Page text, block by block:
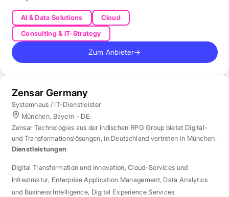
AI & Data Solutions
Cloud
Consulting & IT-Strategy
Zum Anbieter→
Zensar Germany
Systemhaus / IT-Dienstleister
München, Bayern - DE
Zensar Technologies aus der indischen RPG Group bietet Digital-
und Transformationslösungen, in Deutschland vertreten in München.
Dienstleistungen
Digital Transformation und Innovation,Cloud-Services und
Infrastruktur, Enterprise Application Management, Data Analytics
und Business Intelligence, Digital Experience Services